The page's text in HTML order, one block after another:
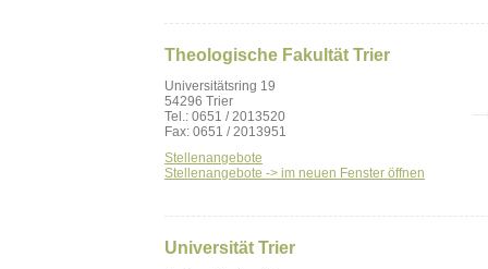
Theologische Fakultät Trier
Universitätsring 19
54296 Trier
Tel.: 0651 / 2013520
Fax: 0651 / 2013951
Stellenangebote
Stellenangebote -> im neuen Fenster öffnen
Universität Trier